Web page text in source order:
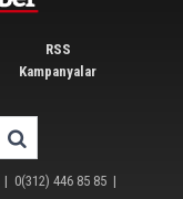
RSS
Kampanyalar
0(312) 446 85 85|